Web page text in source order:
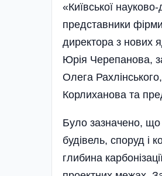
«Київської
представники
директора з нових
Юрія Черепанова,
Олега
Корлиханова та
Було зазначено, що
будівель, споруд і
глибина